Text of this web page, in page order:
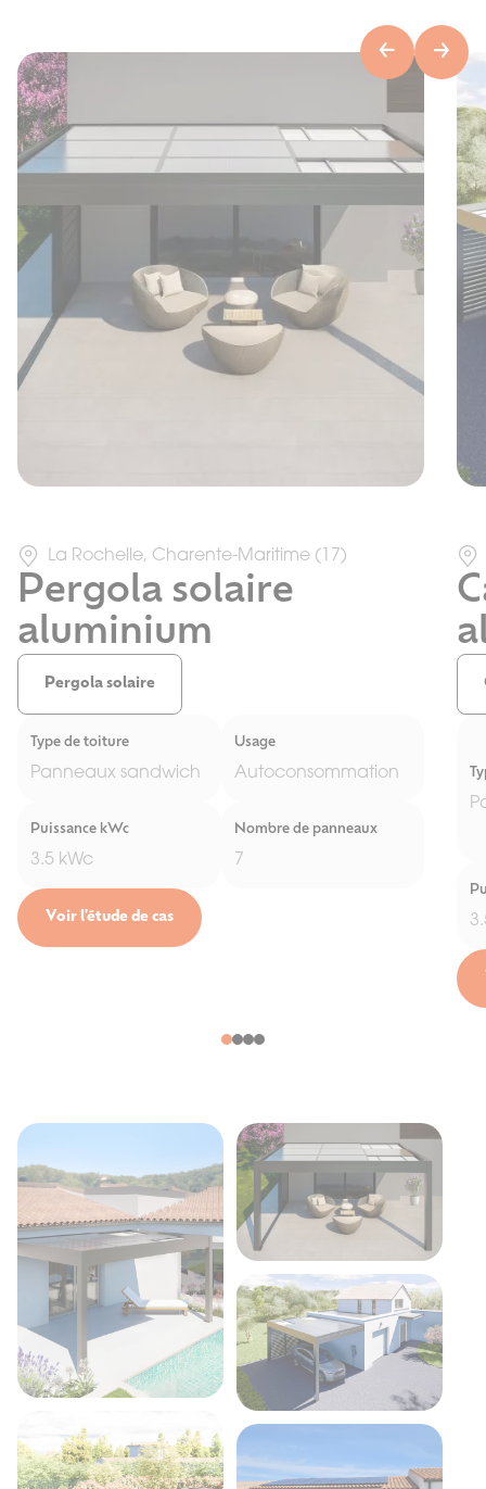
PreviousNext
La Rochelle, Charente-Maritime (17)
Pergola solaire
aluminium
Pergola solaire
Type de toiture
Panneaux sandwich
Usage
Autoconsommation
Puissance kWc
3.5 kWc
Nombre de panneaux
7
Voir l'étude de cas